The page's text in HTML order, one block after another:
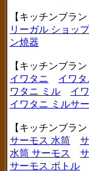
【キッチンブラ
リーガル ショップ
ン焼器
【キッチンブラ
イワタニ
イワ
ワタニ ミル
イ
イワタニ ミルサ
【キッチンブラ
サーモス 水筒
水筒 サーモス
サーモス ボトル